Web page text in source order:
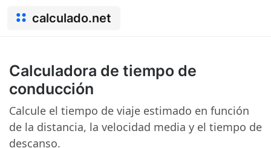
calculado.net
Calculadora de tiempo de
conducción
Calcule el tiempo de viaje estimado en función
de la distancia, la velocidad media y el tiempo de
descanso.